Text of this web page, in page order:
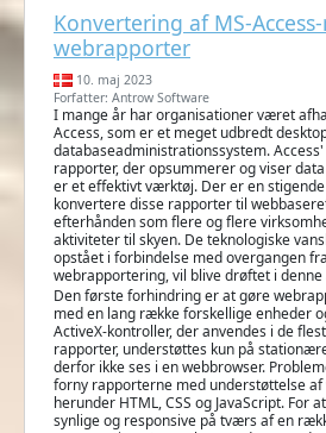
Konvertering af MS-
webrapporter
10. maj 2023
Forfatter: Antrow Software
I mange år har organisationer været
Access, som er et meget udbredt
databaseadministrationssystem.
rapporter, der opsummerer og viser
er et effektivt værktøj. Der er en
konvertere disse rapporter til
efterhånden som flere og flere
aktiviteter til skyen. De teknologiske
opstået i forbindelse med overgangen
webrapportering, vil blive drøftet i
Den første forhindring er at gøre
med en lang række forskellige enheder
ActiveX-kontroller, der anvendes i de
rapporter, understøttes kun på
derfor ikke ses i en webbrowser.
forny rapporterne med understøttelse af
herunder HTML, CSS og JavaScript. For
synlige og responsive på tværs af en